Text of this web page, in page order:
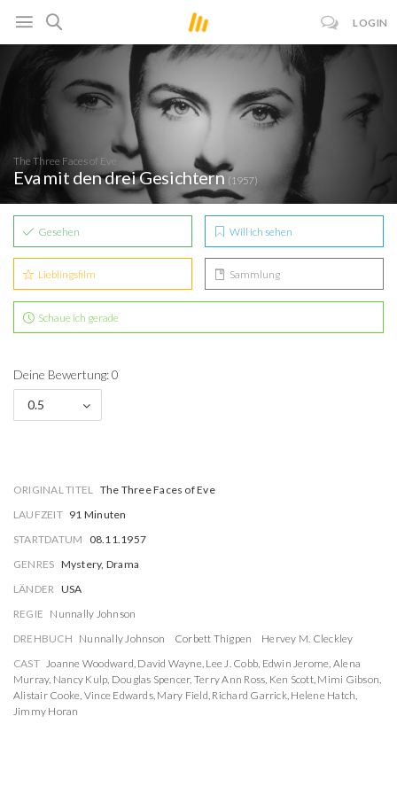
LOGIN
The Three Faces of Eve
Eva mit den drei Gesichtern(1957)
Gesehen Will ich sehen
Lieblingsfilm Sammlung
Schaue ich gerade
Deine Bewertung: 0
0.5
ORIGINAL TITEL The Three Faces of Eve
LAUFZEIT 91 Minuten
STARTDATUM
08.11.1957
GENRES Mystery, Drama
LÄNDER USA
REGIE Nunnally Johnson
DREHBUCH Nunnally Johnson Corbett Thigpen
Hervey M. Cleckley
CAST Joanne Woodward, David Wayne, Lee J. Cobb, Edwin Jerome, Alena
Murray, Nancy Kulp, Douglas Spencer, Terry Ann Ross, Ken Scott, Mimi Gibson,
Alistair Cooke, Vince Edwards, Mary Field, Richard Garrick, Helene Hatch,
Jimmy Horan